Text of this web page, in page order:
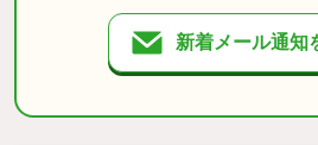
新着メール通知